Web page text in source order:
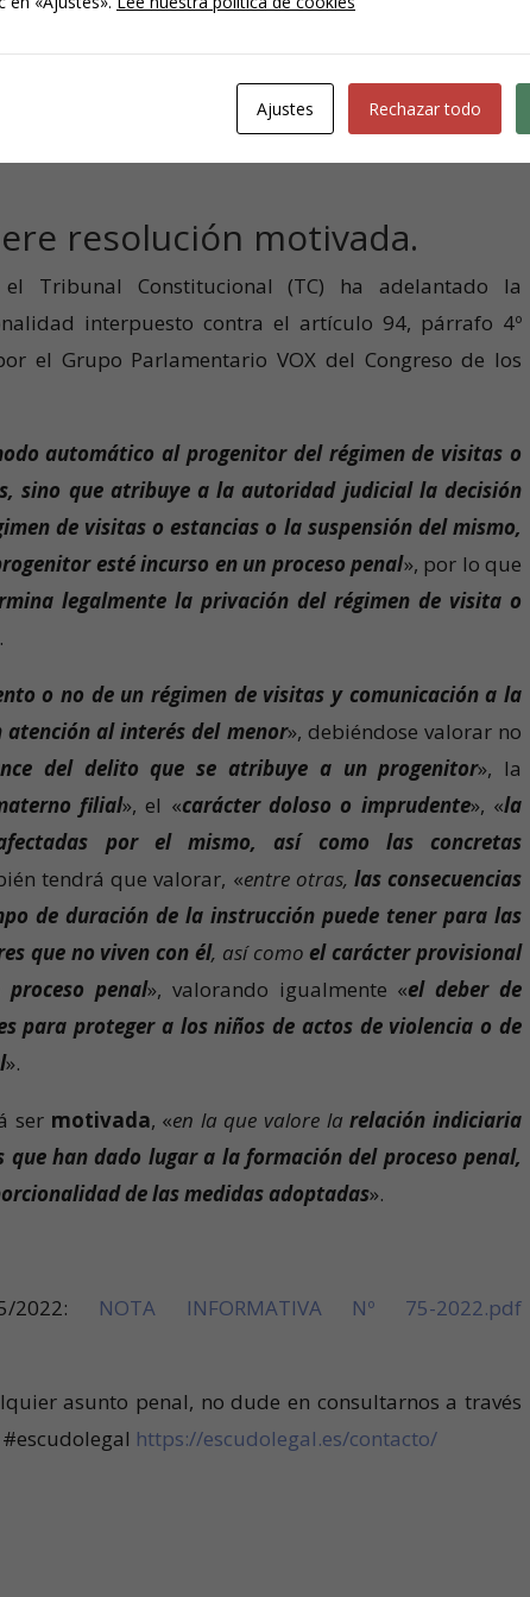
del artículo 94 del CC, el mero hecho de que un
de violencia de género suponía la suspensión
comunicaciones que pudiera tener con sus hijos.
resolución motivada.
Tribunal Constitucional (TC) ha adelantado la
interpuesto contra el artículo 94, párrafo 4º
el Grupo Parlamentario VOX del Congreso de los
automático al progenitor del régimen de visitas o
sino que atribuye a la autoridad judicial la decisión
de visitas o estancias o la suspensión del mismo,
esté incurso en un proceso penal», por lo que
legalmente la privación del régimen de visita o
o no de un régimen de visitas y comunicación a la
al interés del menor», debiéndose valorar no
del delito que se atribuye a un progenitor», la
filial», el «carácter doloso o imprudente», «la
por el mismo, así como las concretas
tendrá que valorar, «entre otras, las consecuencias
de duración de la instrucción puede tener para las
que no viven con él, así como el carácter provisional
penal», valorando igualmente «el deber de
para proteger a los niños de actos de violencia o de
».
ser motivada, «en la que valore la relación indiciaria
han dado lugar a la formación del proceso penal,
de las medidas adoptadas».
2022: NOTA INFORMATIVA Nº 75-2022.pdf
asunto penal, no dude en consultarnos a través
https://escudolegal.es/contacto/
Ajustes Rechazar todo